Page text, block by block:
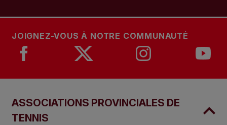
JOIGNEZ-VOUS À NOTRE COMMUNAUTÉ
ASSOCIATIONS PROVINCIALES DE
TENNIS